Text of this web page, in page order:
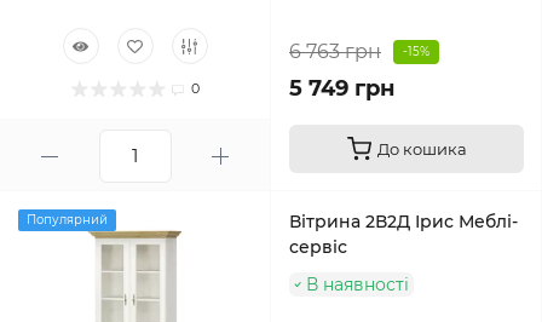
0
6 763 грн -15%
5 749 грн
До кошика
Популярний
Вітрина 2В2Д Ірис Меблі-
сервіс
В наявності